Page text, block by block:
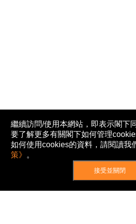
繼續訪問/使用本網站，即表示閣下
要了解更多有關閣下如何管理
如何使用cookies的資料，請閱讀我
策》 。
接受並關閉